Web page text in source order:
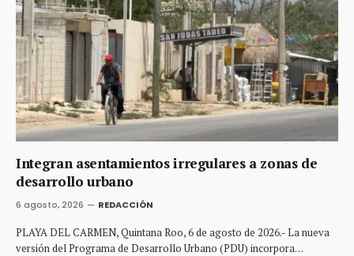
Integran asentamientos irregulares a zonas de
desarrollo urbano
6 agosto, 2026 REDACCIÓN
PLAYA DEL CARMEN, Quintana Roo, 6 de agosto de 2026.- La nueva
versión del Programa de Desarrollo Urbano (PDU) incorpora…